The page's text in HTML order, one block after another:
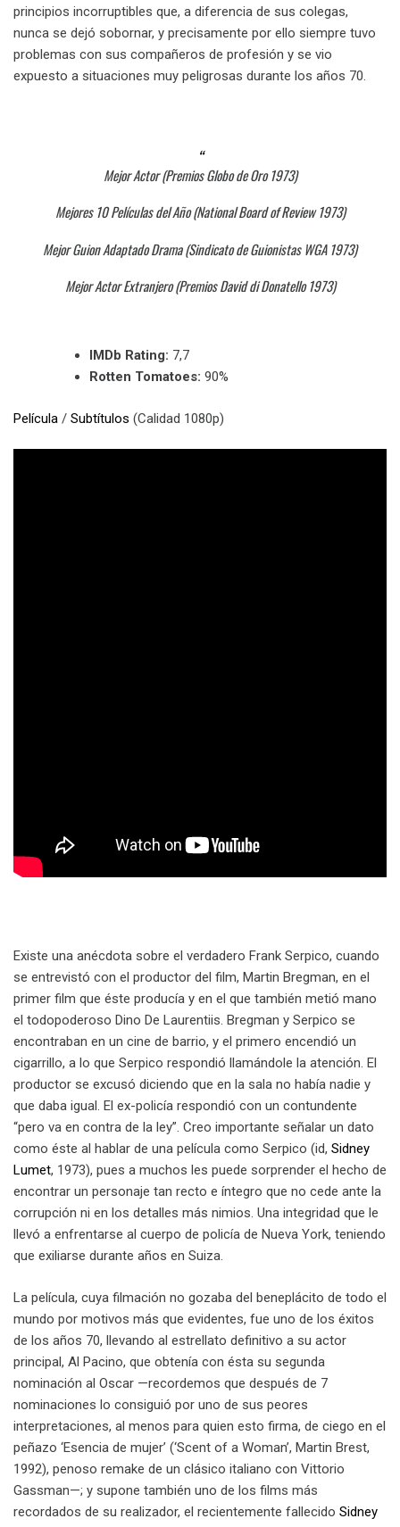
principios incorruptibles que, a diferencia de sus colegas,
nunca se dejó sobornar, y precisamente por ello siempre tuvo
problemas con sus compañeros de profesión y se vio
expuesto a situaciones muy peligrosas durante los años 70.
Mejor Actor (Premios Globo de Oro 1973)
Mejores 10 Películas del Año (National Board of Review 1973)
Mejor Guion Adaptado Drama (Sindicato de Guionistas WGA 1973)
Mejor Actor Extranjero (Premios David di Donatello 1973)
IMDb Rating: 7,7
Rotten Tomatoes: 90%
Película / Subtítulos (Calidad 1080p)
Existe una anécdota sobre el verdadero Frank Serpico, cuando
se entrevistó con el productor del film, Martin Bregman, en el
primer film que éste producía y en el que también metió mano
el todopoderoso Dino De Laurentiis. Bregman y Serpico se
encontraban en un cine de barrio, y el primero encendió un
cigarrillo, a lo que Serpico respondió llamándole la atención. El
productor se excusó diciendo que en la sala no había nadie y
que daba igual. El ex-policía respondió con un contundente
“pero va en contra de la ley”. Creo importante señalar un dato
como éste al hablar de una película como Serpico (id, Sidney
Lumet, 1973), pues a muchos les puede sorprender el hecho de
encontrar un personaje tan recto e íntegro que no cede ante la
corrupción ni en los detalles más nimios. Una integridad que le
llevó a enfrentarse al cuerpo de policía de Nueva York, teniendo
que exiliarse durante años en Suiza.
La película, cuya filmación no gozaba del beneplácito de todo el
mundo por motivos más que evidentes, fue uno de los éxitos
de los años 70, llevando al estrellato definitivo a su actor
principal, Al Pacino, que obtenía con ésta su segunda
nominación al Oscar —recordemos que después de 7
nominaciones lo consiguió por uno de sus peores
interpretaciones, al menos para quien esto firma, de ciego en el
peñazo ‘Esencia de mujer’ (‘Scent of a Woman’, Martin Brest,
1992), penoso remake de un clásico italiano con Vittorio
Gassman—; y supone también uno de los films más
recordados de su realizador, el recientemente fallecido Sidney